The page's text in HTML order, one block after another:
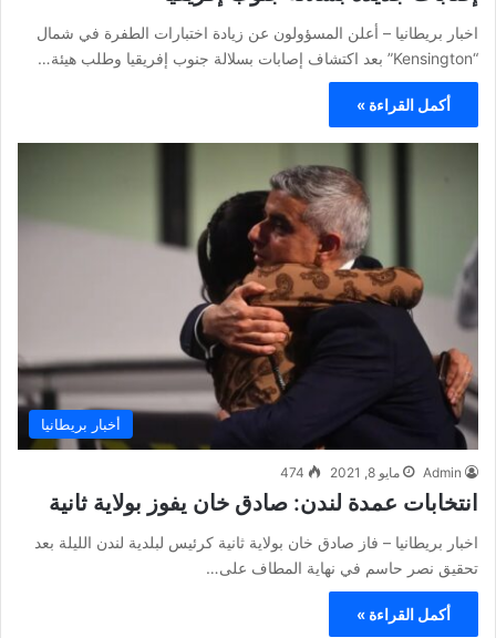
اخبار بريطانيا – أعلن المسؤولون عن زيادة اختبارات الطفرة في شمال
“Kensington” بعد اكتشاف إصابات بسلالة جنوب إفريقيا وطلب هيئة…
أكمل القراءة »
أخبار بريطانيا
Admin مايو 8, 2021 474
انتخابات عمدة لندن: صادق خان يفوز بولاية ثانية
اخبار بريطانيا – فاز صادق خان بولاية ثانية كرئيس لبلدية لندن الليلة بعد
تحقيق نصر حاسم في نهاية المطاف على…
أكمل القراءة »